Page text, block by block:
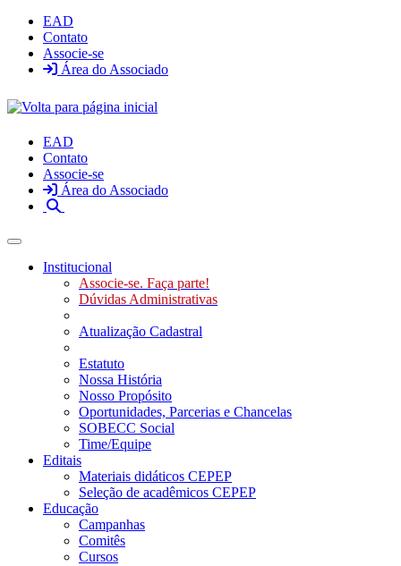
EAD
Contato
Associe-se
Área do Associado
EAD
Contato
Associe-se
Área do Associado
Toggle navigation
Institucional
Associe-se. Faça parte!
Dúvidas Administrativas
Atualização Cadastral
Estatuto
Nossa História
Nosso Propósito
Oportunidades, Parcerias e Chancelas
SOBECC Social
Time/Equipe
Editais
Materiais didáticos CEPEP
Seleção de acadêmicos CEPEP
Educação
Campanhas
Comitês
Cursos